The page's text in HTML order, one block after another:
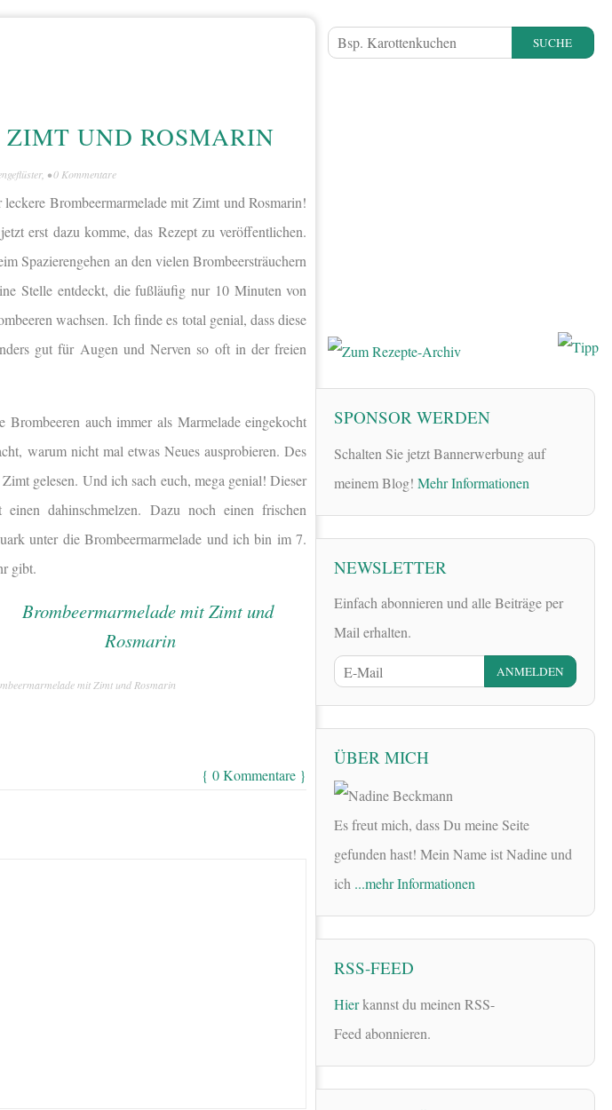
UND ROSMARIN
, •0 Kommentare
Brombeermarmelade mit Zimt und Rosmarin!
erst dazu komme, das Rezept zu veröffentlichen.
Spazierengehen an den vielen Brombeersträuchern
Stelle entdeckt, die fußläufig nur 10 Minuten von
wachsen. Ich finde es total genial, dass diese
gut für Augen und Nerven so oft in der freien
auch immer als Marmelade eingekocht
warum nicht mal etwas Neues ausprobieren. Des
gelesen. Und ich sach euch, mega genial! Dieser
dahinschmelzen. Dazu noch einen frischen
unter die Brombeermarmelade und ich bin im 7.
gibt.
mit Zimt und Rosmarin
{ 0 Kommentare }
SUCHE
SPONSOR WERDEN
Schalten Sie jetzt Bannerwerbung auf
meinem Blog! Mehr Informationen
NEWSLETTER
Einfach abonnieren und alle Beiträge per
Mail erhalten.
ÜBER MICH
Es freut mich, dass Du meine Seite
gefunden hast! Mein Name ist Nadine und
ich ...mehr Informationen
RSS-FEED
Hierkannst du meinen RSS-
Feed abonnieren.